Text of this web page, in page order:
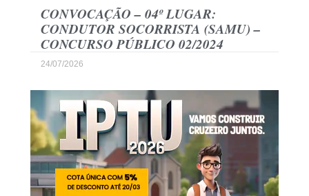
CONVOCAÇÃO – 04º LUGAR:
CONDUTOR SOCORRISTA (SAMU) –
CONCURSO PÚBLICO 02/2024
24/07/2026